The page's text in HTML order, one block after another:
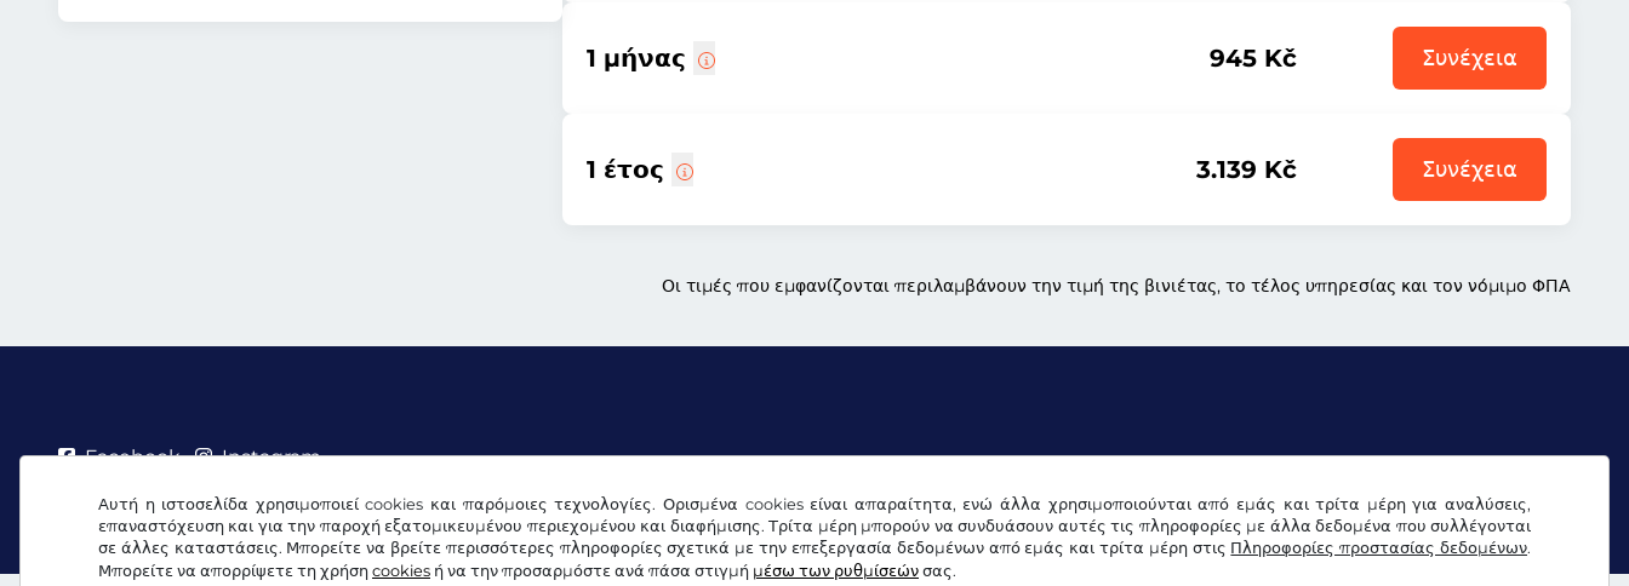
Αυτή η ιστοσελίδα χρησιμοποιεί cookies και παρόμοιες τεχνολογίες. Ορισμένα cookies είναι απαραίτητα, ενώ άλλα χρησιμοποιούνται από εμάς και τρίτα μέρη για αναλύσεις,
επαναστόχευση και για την παροχή εξατομικευμένου περιεχομένου και διαφήμισης. Τρίτα μέρη μπορούν να συνδυάσουν αυτές τις πληροφορίες με άλλα δεδομένα που συλλέγονται
σε άλλες καταστάσεις. Μπορείτε να βρείτε περισσότερες πληροφορίες σχετικά με την επεξεργασία δεδομένων από εμάς και τρίτα μέρη στις Πληροφορίες προστασίας δεδομένων.
Μπορείτε να απορρίψετε τη χρήση cookies ή να την προσαρμόστε ανά πάσα στιγμή μέσω των ρυθμίσεών σας.
1 μήνας 945 Kč Συνέχεια
1 έτος 3.139 Kč Συνέχεια
Οι τιμές που εμφανίζονται περιλαμβάνουν την τιμή της βινιέτας, το τέλος υπηρεσίας και τον νόμιμο ΦΠΑ
Facebook Instagram
Όροι & προϋποθέσεις / Δικαίωμα Υπαναχώρησης Δήλωση προστασίας δεδομένων Ρυθμίσεις cookies Εντύπωμα